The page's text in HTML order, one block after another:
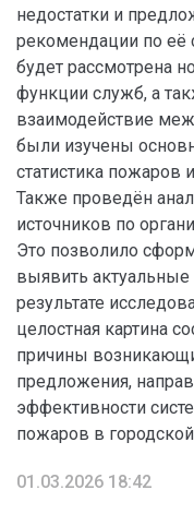
недостатки и
рекомендации по её
будет рассмотрена
функции служб, а
взаимодействие
были изучены
статистика пожаров
Также проведён
источников по
Это позволило
выявить
результате
целостная картина
причины
предложения,
эффективности
пожаров в
01.03.2026 18:42